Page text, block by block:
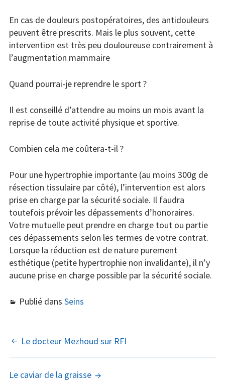
En cas de douleurs postopératoires, des antidouleurs
peuvent être prescrits. Mais le plus souvent, cette
intervention est très peu douloureuse contrairement à
l’augmentation mammaire
Quand pourrai-je reprendre le sport ?
Il est conseillé d’attendre au moins un mois avant la
reprise de toute activité physique et sportive.
Combien cela me coûtera-t-il ?
Pour une hypertrophie importante (au moins 300g de
résection tissulaire par côté), l’intervention est alors
prise en charge par la sécurité sociale. Il faudra
toutefois prévoir les dépassements d’honoraires.
Votre mutuelle peut prendre en charge tout ou partie
ces dépassements selon les termes de votre contrat.
Lorsque la réduction est de nature purement
esthétique (petite hypertrophie non invalidante), il n’y
aucune prise en charge possible par la sécurité sociale.
Publié dans Seins
NAVIGATION
DES
ARTICLES
Le docteur Mezhoud sur RFI
Le caviar de la graisse